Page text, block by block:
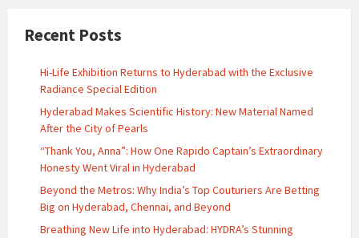
Recent Posts
Hi-Life Exhibition Returns to Hyderabad with the Exclusive
Radiance Special Edition
Hyderabad Makes Scientific History: New Material Named
After the City of Pearls
“Thank You, Anna”: How One Rapido Captain’s Extraordinary
Honesty Went Viral in Hyderabad
Beyond the Metros: Why India’s Top Couturiers Are Betting
Big on Hyderabad, Chennai, and Beyond
Breathing New Life into Hyderabad: HYDRA’s Stunning